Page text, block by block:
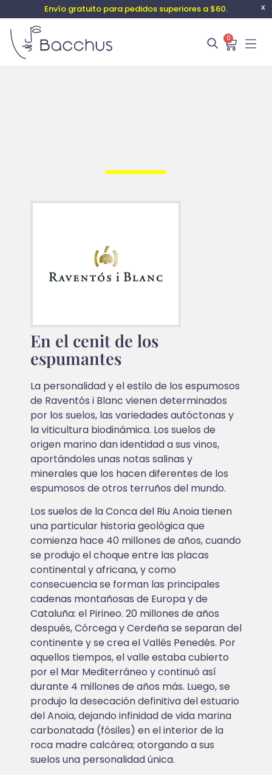
X
Envío gratuito para pedidos superiores a $60.
0
En el cenit de los
espumantes
La personalidad y el estilo de los espumosos
de Raventós i Blanc vienen determinados
por los suelos, las variedades autóctonas y
la viticultura biodinámica. Los suelos de
origen marino dan identidad a sus vinos,
aportándoles unas notas salinas y
minerales que los hacen diferentes de los
espumosos de otros terruños del mundo.
Los suelos de la Conca del Riu Anoia tienen
una particular historia geológica que
comienza hace 40 millones de años, cuando
se produjo el choque entre las placas
continental y africana, y como
consecuencia se forman las principales
cadenas montañosas de Europa y de
Cataluña: el Pirineo. 20 millones de años
después, Córcega y Cerdeña se separan del
continente y se crea el Vallés Penedés. Por
aquellos tiempos, el valle estaba cubierto
por el Mar Mediterráneo y continuó así
durante 4 millones de años más. Luego, se
produjo la desecación definitiva del estuario
del Anoia, dejando infinidad de vida marina
carbonatada (fósiles) en el interior de la
roca madre calcárea; otorgando a sus
suelos una personalidad única.